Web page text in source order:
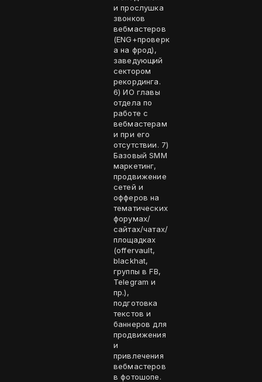
и прослушка
звонков
вебмастеров
(ENG+проверк
а на фрод),
заведующий
сектором
рекординга.
6) ИО главы
отдела по
работе с
вебмастерам
и при его
отсутствии. 7)
Базовый SMM
маркетинг,
продвижение
сетей и
офферов на
тематических
форумах/
сайтах/чатах/
площадках
(offervault,
blackhat,
группы в FB,
Telegram и
пр.),
подготовка
текстов и
баннеров для
продвижения
и
привлечения
вебмастеров
в фотошопе.